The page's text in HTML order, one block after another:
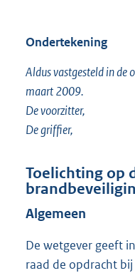
Ondertekening
Aldus vastgesteld in de
maart 2009.
De voorzitter,
De griffier,
Toelichting op
Algemeen
De wetgever geeft
raad de opdracht